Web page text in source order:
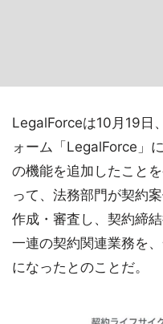
LegalForceは10月19日
ォーム「LegalForce」
の機能を追加したこと
って、法務部門が契約
作成・審査し、契約締
一連の契約関連業務を
になったとのことだ。